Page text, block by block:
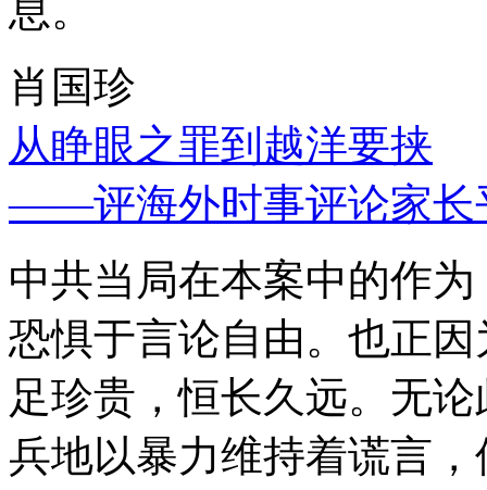
息。
肖国珍
从睁眼之罪到越洋要挟
——评海外时事评论家长
中共当局在本案中的作
恐惧于言论自由。也正
足珍贵，恒长久远。无
兵地以暴力维持着谎言